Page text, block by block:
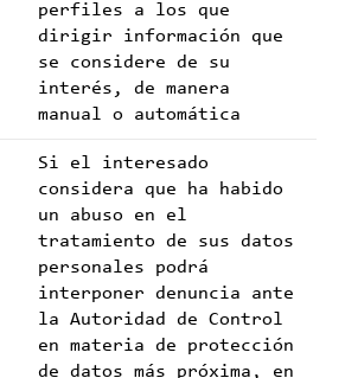
perfiles a los que
dirigir información que
se considere de su
interés, de manera
manual o automática
Si el interesado
considera que ha habido
un abuso en el
tratamiento de sus datos
personales podrá
interponer denuncia ante
la Autoridad de Control
en materia de protección
de datos más próxima, en